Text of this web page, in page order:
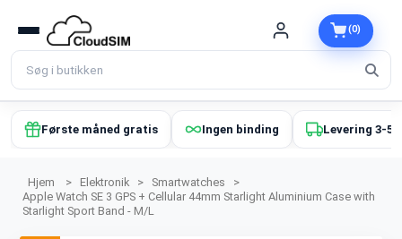
(0)
Første måned gratis Ingen binding Levering 3-5
Hjem > Elektronik > Smartwatches
>
Apple Watch SE 3 GPS + Cellular 44mm Starlight Aluminium Case with
Starlight Sport Band - M/L